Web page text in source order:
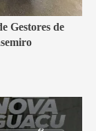
Gestores de